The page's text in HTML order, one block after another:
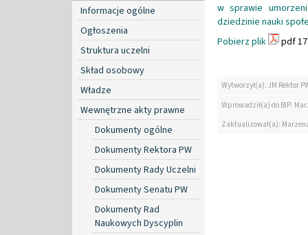
Informacje ogólne
Ogłoszenia
Struktura uczelni
Skład osobowy
Władze
Wewnętrzne akty prawne
Dokumenty ogólne
Dokumenty Rektora PW
Dokumenty Rady Uczelni
Dokumenty Senatu PW
Dokumenty Rad
Naukowych Dyscyplin
w sprawie
dziedzinie nauki
Pobierz plik
pdf
Wytworzył(a): JM Rektor
Wprowadził(a) do BIP:
Zaktualizował(a):